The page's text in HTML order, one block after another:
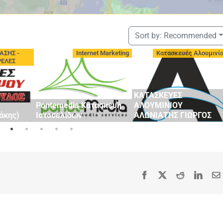
Sort by: Recommended
-
Internet Marketing
Pontemedia Κατασκευή
Ιστοσελίδων
Κατασκευές
ΚΑΤΑΣΚΕΥΕΣ
ΑΛΟΥΜΙΝΙΟΥ
ΑΛΩΝΙΑΤΗΣ ΓΙΩΡΓΟΣ
Facebook Reddit